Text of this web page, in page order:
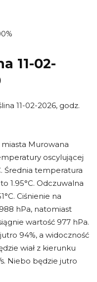
11-02-
11-02-2026, godz.
Murowana
oscylującej
Średnia temperatura
1.95°C. Odczuwalna
Ciśnienie na
hPa, natomiast
wartość 977 hPa.
94%, a widoczność
wiał z kierunku
Niebo będzie jutro